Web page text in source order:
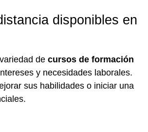
disponibles en
de cursos de formación
y necesidades laborales.
sus habilidades o iniciar una